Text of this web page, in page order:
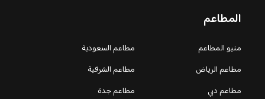
المطاعم
منيو المطاعم
مطاعم السعودية
مطاعم الرياض
مطاعم الشرقية
مطاعم دبي
مطاعم جدة